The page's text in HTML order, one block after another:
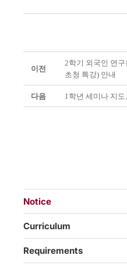
이전
2학기 외국인 연
초청 특강) 안내
다음 1학년 세미나 지
Notice
Curriculum
Requirements